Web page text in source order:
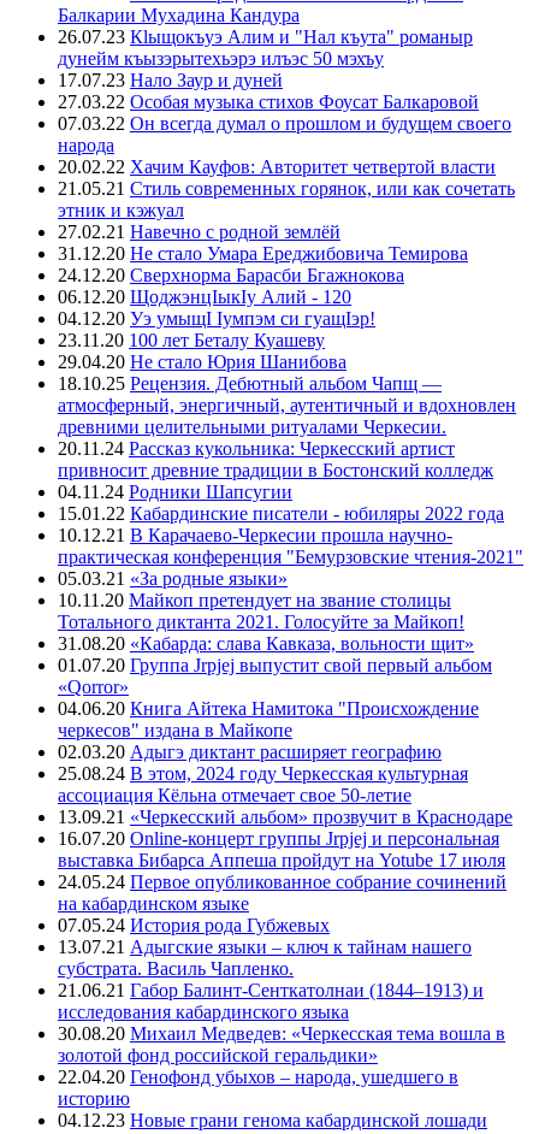
Балкарии Мухадина Кандура
26.07.23 Кlыщокъуэ Алим и "Нал къута" романыр
дунейм къызэрытехьэрэ илъэс 50 мэхъу
17.07.23 Нало Заур и дуней
27.03.22 Особая музыка стихов Фоусат Балкаровой
07.03.22 Он всегда думал о прошлом и будущем своего
народа
20.02.22 Хачим Кауфов: Авторитет четвертой власти
21.05.21 Стиль современных горянок, или как сочетать
этник и кэжуал
27.02.21 Навечно с родной землёй
31.12.20 Не стало Умара Ереджибовича Темирова
24.12.20 Сверхнорма Барасби Бгажнокова
06.12.20 ЩоджэнцIыкIу Алий - 120
04.12.20 Уэ умыщI Iумпэм си гуащIэр!
23.11.20 100 лет Беталу Куашеву
29.04.20 Не стало Юрия Шанибова
18.10.25 Рецензия. Дебютный альбом Чапщ —
атмосферный, энергичный, аутентичный и вдохновлен
древними целительными ритуалами Черкесии.
20.11.24 Рассказ кукольника: Черкесский артист
привносит древние традиции в Бостонский колледж
04.11.24 Родники Шапсугии
15.01.22 Кабардинские писатели - юбиляры 2022 года
10.12.21 В Карачаево-Черкесии прошла научно-
практическая конференция "Бемурзовские чтения-2021"
05.03.21 «За родные языки»
10.11.20 Майкоп претендует на звание столицы
Тотального диктанта 2021. Голосуйте за Майкоп!
31.08.20 «Кабарда: слава Кавказа, вольности щит»
01.07.20 Группа Jrpjej выпустит свой первый альбом
«Qorror»
04.06.20 Книга Айтека Намитока "Происхождение
черкесов" издана в Майкопе
02.03.20 Адыгэ диктант расширяет географию
25.08.24 В этом, 2024 году Черкесская культурная
ассоциация Кёльна отмечает свое 50-летие
13.09.21 «Черкесский альбом» прозвучит в Краснодаре
16.07.20 Online-концерт группы Jrpjej и персональная
выставка Бибарса Аппеша пройдут на Yotube 17 июля
24.05.24 Первое опубликованное собрание сочинений
на кабардинском языке
07.05.24 История рода Губжевых
13.07.21 Адыгские языки – ключ к тайнам нашего
субстрата. Василь Чапленко.
21.06.21 Габор Балинт-Сенткатолнаи (1844–1913) и
исследования кабардинского языка
30.08.20 Михаил Медведев: «Черкесская тема вошла в
золотой фонд российской геральдики»
22.04.20 Генофонд убыхов – народа, ушедшего в
историю
04.12.23 Новые грани генома кабардинской лошади